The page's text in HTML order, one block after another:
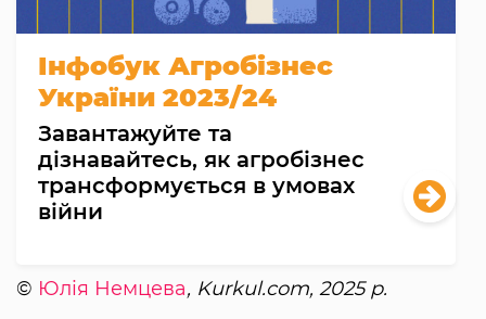
Інфобук Агробізнес
України 2023/24
Завантажуйте та
дізнавайтесь, як агробізнес
трансформується в умовах
війни
© Юлія Немцева, Kurkul.com, 2025 р.